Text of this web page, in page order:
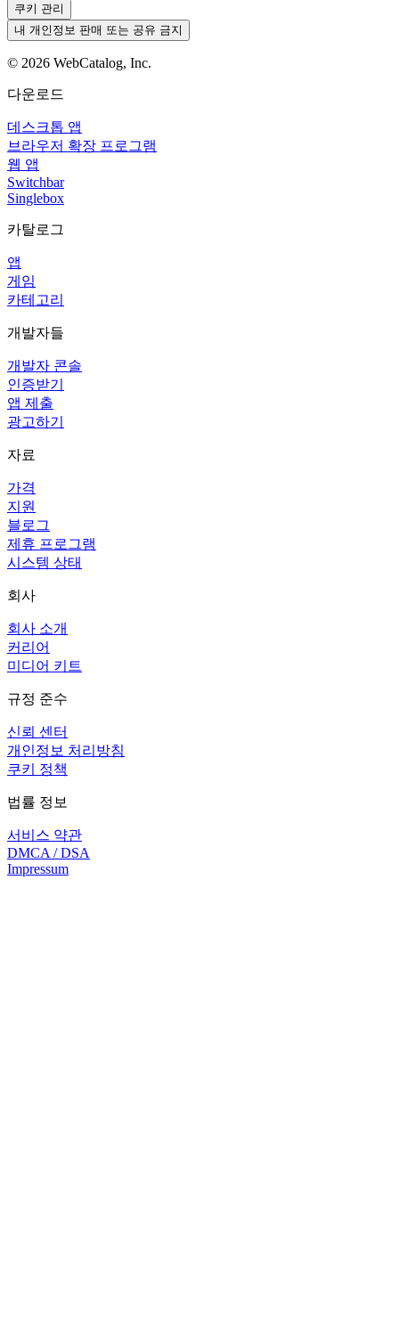
쿠키 관리
내 개인정보 판매 또는 공유 금지
© 2026 WebCatalog, Inc.
다운로드
데스크톱 앱
브라우저 확장 프로그램
웹 앱
Switchbar
Singlebox
카탈로그
앱
게임
카테고리
개발자들
개발자 콘솔
인증받기
앱 제출
광고하기
자료
가격
지원
블로그
제휴 프로그램
시스템 상태
회사
회사 소개
커리어
미디어 키트
규정 준수
신뢰 센터
개인정보 처리방침
쿠키 정책
법률 정보
서비스 약관
DMCA / DSA
Impressum